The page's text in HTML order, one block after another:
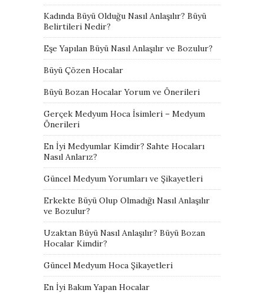
Kadında Büyü Olduğu Nasıl Anlaşılır? Büyü
Belirtileri Nedir?
Eşe Yapılan Büyü Nasıl Anlaşılır ve Bozulur?
Büyü Çözen Hocalar
Büyü Bozan Hocalar Yorum ve Önerileri
Gerçek Medyum Hoca İsimleri – Medyum
Önerileri
En İyi Medyumlar Kimdir? Sahte Hocaları
Nasıl Anlarız?
Güncel Medyum Yorumları ve Şikayetleri
Erkekte Büyü Olup Olmadığı Nasıl Anlaşılır
ve Bozulur?
Uzaktan Büyü Nasıl Anlaşılır? Büyü Bozan
Hocalar Kimdir?
Güncel Medyum Hoca Şikayetleri
En İyi Bakım Yapan Hocalar